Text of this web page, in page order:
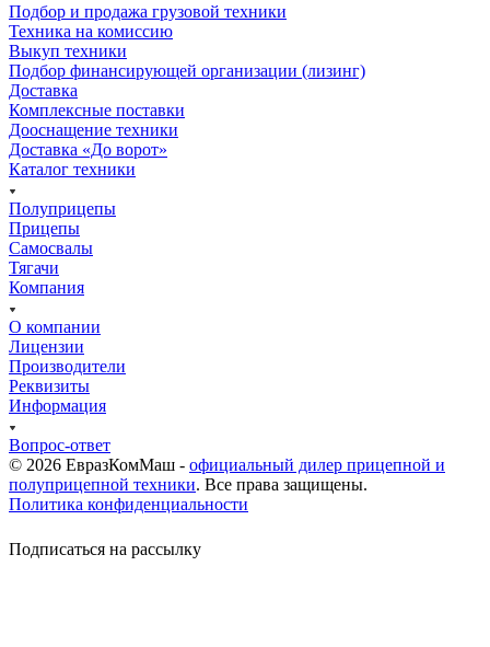
Подбор и продажа грузовой техники
Техника на комиссию
Выкуп техники
Подбор финансирующей организации (лизинг)
Доставка
Комплексные поставки
Дооснащение техники
Доставка «До ворот»
Каталог техники
Полуприцепы
Прицепы
Самосвалы
Тягачи
Компания
О компании
Лицензии
Производители
Реквизиты
Информация
Вопрос-ответ
© 2026 ЕвразКомМаш - официальный дилер прицепной и
полуприцепной техники. Все права защищены.
Политика конфиденциальности
Подписаться на рассылку